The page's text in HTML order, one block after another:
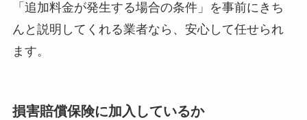
「追加料金が発生する場合の条件」を事前にきち
んと説明してくれる業者なら、安心して任せられ
ます。
損害賠償保険に加入しているか